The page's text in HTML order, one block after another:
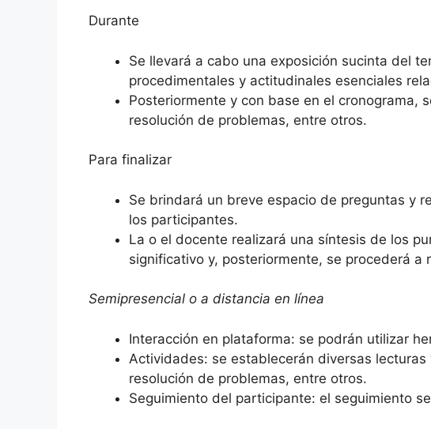
Durante
Se llevará a cabo una exposición sucinta del
procedimentales y actitudinales esenciales
Posteriormente y con base en el cronograma,
resolución de problemas, entre otros.
Para finalizar
Se brindará un breve espacio de preguntas y
los participantes.
La o el docente realizará una síntesis de los
significativo y, posteriormente, se procederá a
Semipresencial o a distancia en línea
Interacción en plataforma: se podrán utilizar
Actividades: se establecerán diversas
resolución de problemas, entre otros.
Seguimiento del participante: el seguimiento